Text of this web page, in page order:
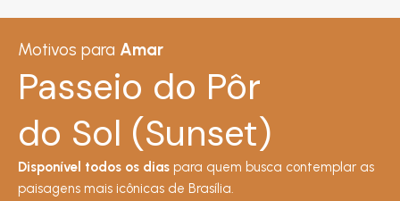
Motivos para Amar
Passeio do Pôr
do Sol (Sunset)
Disponível todos os dias para quem busca contemplar as
paisagens mais icônicas de Brasília.